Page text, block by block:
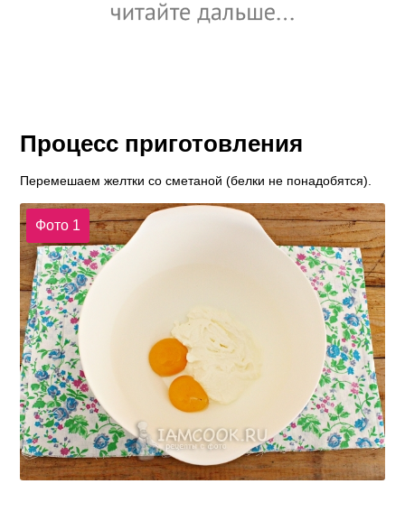
Процесс приготовления
Перемешаем желтки со сметаной (белки не понадобятся).
Фото 1